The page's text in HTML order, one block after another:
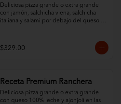
Deliciosa pizza grande o extra grande
con jamón, salchicha viena, salchicha
italiana y salami por debajo del queso
$329.00
Receta Premium Ranchera
Deliciosa pizza grande o extra grande
con queso 100% leche y ajonjolí en las